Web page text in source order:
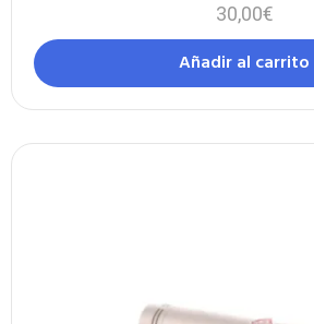
30,00€
Añadir al carrito